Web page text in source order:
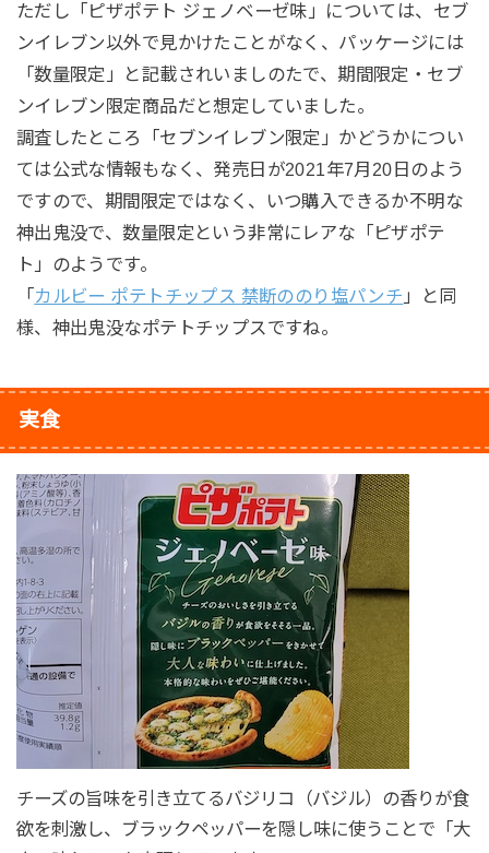
ただし「ピザポテト ジェノベーゼ味」については、セブ
ンイレブン以外で見かけたことがなく、パッケージには
「数量限定」と記載されいましのたで、期間限定・セブ
ンイレブン限定商品だと想定していました。
調査したところ「セブンイレブン限定」かどうかについ
ては公式な情報もなく、発売日が2021年7月20日のよう
ですので、期間限定ではなく、いつ購入できるか不明な
神出鬼没で、数量限定という非常にレアな「ピザポテ
ト」のようです。
「 カルビー ポテトチップス 禁断ののり塩パンチ 」と同
様、神出鬼没なポテトチップスですね。
実食
チーズの旨味を引き立てるバジリコ（バジル）の香りが食
欲を刺激し、ブラックペッパーを隠し味に使うことで「大